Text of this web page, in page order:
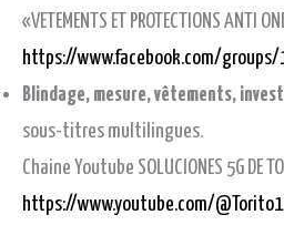
«VETEMENTS ET PROTECTIONS ANTI
https://www.facebook.com/groups/
Blindage, mesure, vêtements,
sous-titres multilingues.
Chaine Youtube SOLUCIONES 5G DE
https://www.youtube.com/